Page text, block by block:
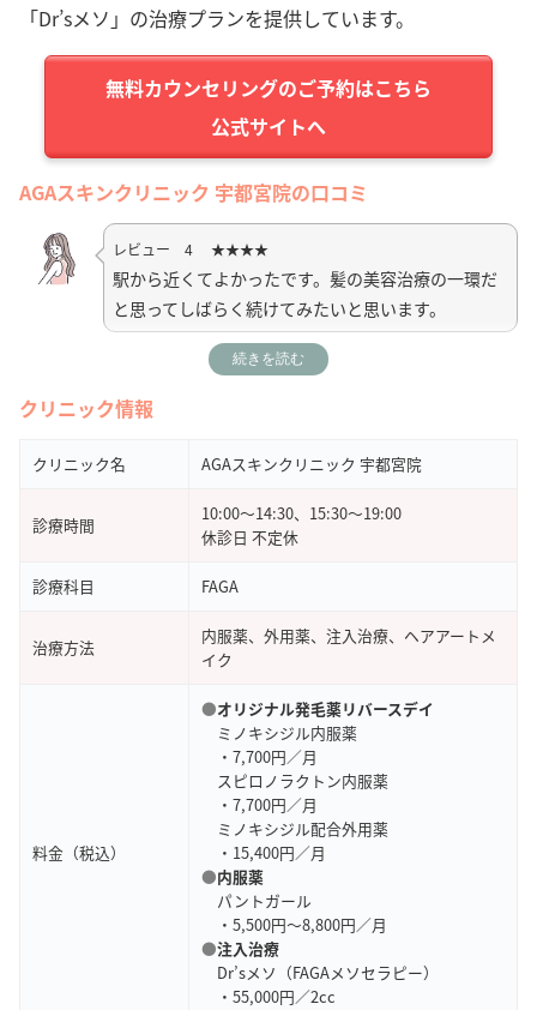
「Dr’sメソ」の治療プランを提供しています。
公式サイトへ
AGAスキンクリニック 宇都宮院の口コミ
レビュー 4 ★★★★
駅から近くてよかったです。髪の美容治療の一環だ
と思ってしばらく続けてみたいと思います。
親身になって発毛に関する持論を聞いてくれた。勘
続きを読む
クリニック情報
クリニック名 AGAスキンクリニック 宇都宮院
診療時間
10:00〜14:30、15:30〜19:00
休診日 不定休
診療科目 FAGA
治療方法
内服薬、外用薬、注入治療、ヘアアートメ
イク
料金（税込）
●オリジナル発毛薬リバースデイ
ミノキシジル内服薬
・7,700円／月
スピロノラクトン内服薬
・7,700円／月
ミノキシジル配合外用薬
・15,400円／月
●内服薬
パントガール
・5,500円～8,800円／月
●注入治療
Dr’sメソ（FAGAメソセラピー）
・55,000円／2cc